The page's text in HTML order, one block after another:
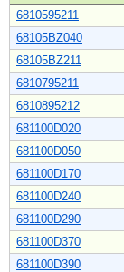
6810595211
68105BZ040
68105BZ211
6810795211
6810895212
681100D020
681100D050
681100D170
681100D240
681100D290
681100D370
681100D390